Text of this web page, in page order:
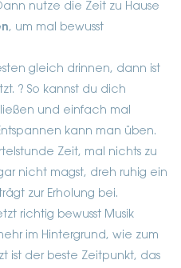
nutze die Zeit zu Hause
, um mal bewusst
gleich drinnen, dann ist
? So kannst du dich
und einfach mal
kann man üben.
Zeit, mal nichts zu
nicht magst, dreh ruhig ein
zur Erholung bei.
richtig bewusst Musik
im Hintergrund, wie zum
ist der beste Zeitpunkt, das